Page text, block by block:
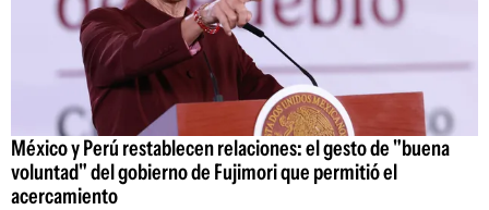
México y Perú restablecen relaciones: el gesto de "buena
voluntad" del gobierno de Fujimori que permitió el
acercamiento